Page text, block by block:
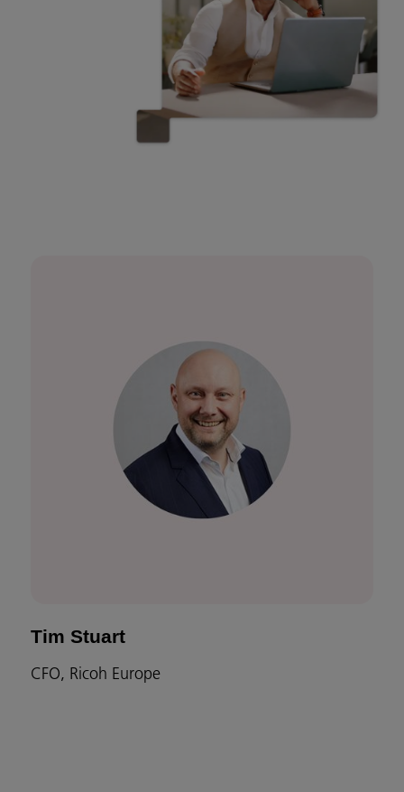
Tim Stuart
CFO, Ricoh Europe